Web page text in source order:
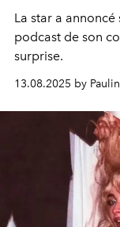
La star a
podcast de son
surprise.
13.08.2025 by